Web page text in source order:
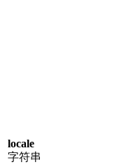
locale
字符串